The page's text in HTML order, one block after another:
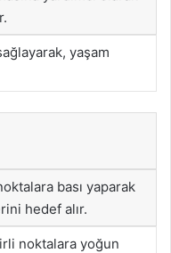
yaşam
bası yaparak
hedef alır.
noktalara yoğun